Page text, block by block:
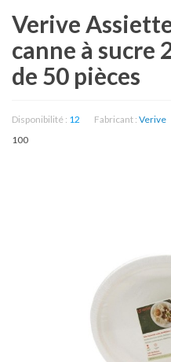
Verive
canne à sucre
de 50 pièces
Disponibilité : 12 Fabricant : Verive
100